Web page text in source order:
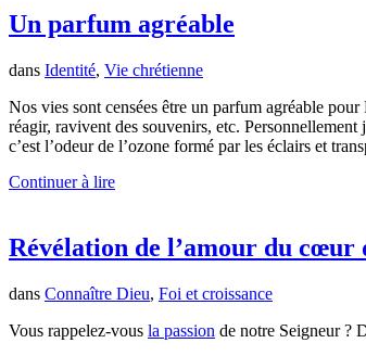
Un parfum agréable
dans Identité, Vie chrétienne
Nos vies sont censées être un parfum agréable
réagir, ravivent des souvenirs, etc.
c’est l’odeur de l’ozone formé par les éclairs et
Continuer à lire
Révélation de l’amour du cœur
dans Connaître Dieu, Foi et croissance
Vous rappelez-vous la passion de notre Seigneur ?